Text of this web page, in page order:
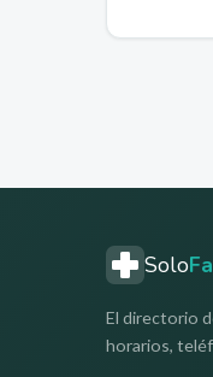
Solo
El directorio
horarios,